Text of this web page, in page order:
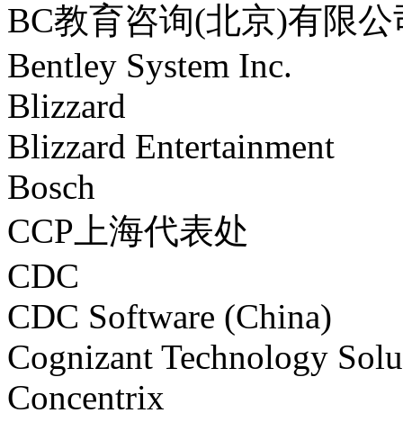
BC教育咨询(北京)有限公
Bentley System Inc.
Blizzard
Blizzard Entertainment
Bosch
CCP上海代表处
CDC
CDC Software (China)
Cognizant Technology
Concentrix